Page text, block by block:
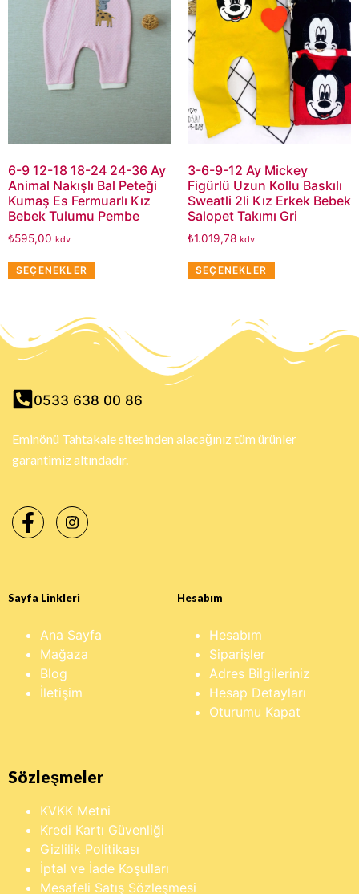
6-9 12-18 18-24 24-36 Ay
Animal Nakışlı Bal Peteği
Kumaş Es Fermuarlı Kız
Bebek Tulumu Pembe
₺595,00 kdv
SEÇENEKLER
3-6-9-12 Ay Mickey
Figürlü Uzun Kollu Baskılı
Sweatli 2li Kız Erkek Bebek
Salopet Takımı Gri
₺1.019,78 kdv
SEÇENEKLER
0533 638 00 86
Eminönü Tahtakale sitesinden alacağınız tüm ürünler
garantimiz altındadır.
Sayfa Linkleri
Ana Sayfa
Mağaza
Blog
İletişim
Hesabım
Hesabım
Siparişler
Adres Bilgileriniz
Hesap Detayları
Oturumu Kapat
Sözleşmeler
KVKK Metni
Kredi Kartı Güvenliği
Gizlilik Politikası
İptal ve İade Koşulları
Mesafeli Satış Sözleşmesi